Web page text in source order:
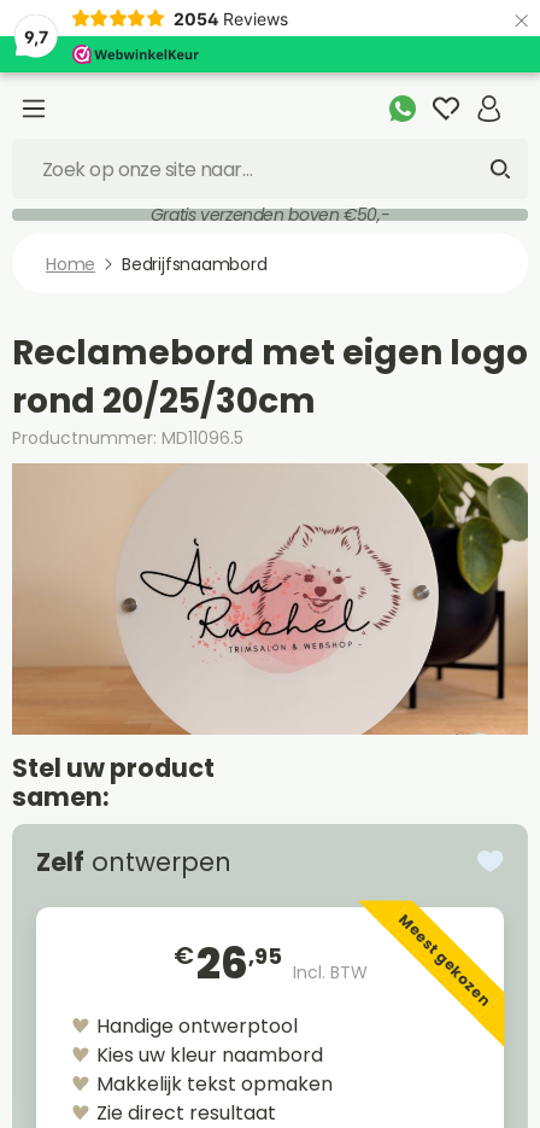
9,7
2054 Reviews ×
Gratis verzenden boven €50,-
Home Bedrijfsnaambord
Reclamebord met eigen logo
rond 20/25/30cm
Productnummer: MD11096.5
Stel uw product
samen:
Zelf ontwerpen
€26,95
Incl. BTW Meest gekozen
Handige ontwerptool
Kies uw kleur naambord
Makkelijk tekst opmaken
Zie direct resultaat